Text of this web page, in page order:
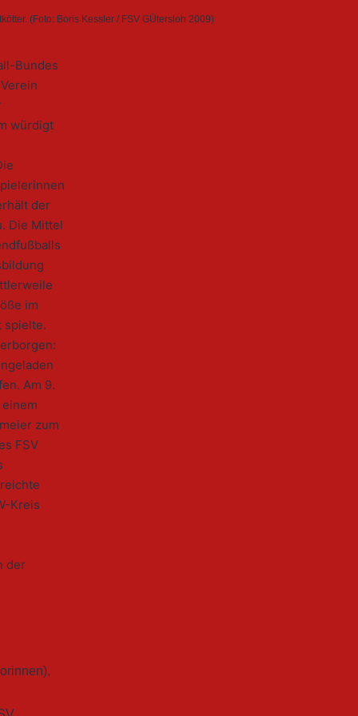
(Foto: Boris Kessler / FSV GÜtersloh 2009)
Bundes
würdigt
der
Die Mittel
im
spielte.
Am 9.
zum
FSV
Kreis
der
,